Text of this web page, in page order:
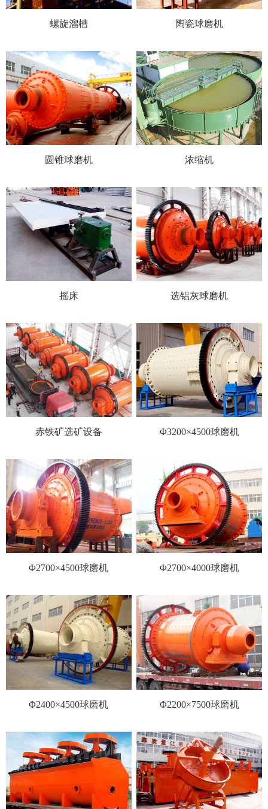
螺旋溜槽 陶瓷球磨机
圆锥球磨机 浓缩机
摇床 选铝灰球磨机
赤铁矿选矿设备 Φ3200×4500球磨机
Φ2700×4500球磨机 Φ2700×4000球磨机
Φ2400×4500球磨机 Φ2200×7500球磨机